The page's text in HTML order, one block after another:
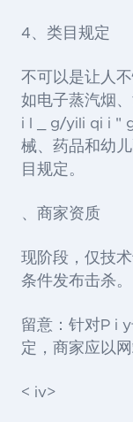
4、类目规定
不可以是让人
如电子蒸汽烟
i l _ g/yili qi i "
械、药品和幼
目规定。
、商家资质
现阶段，仅技
条件发布击杀。
留意：针对P i
定，商家应以
< iv>